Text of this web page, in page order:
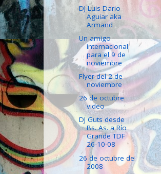
DJ Luis Dario
Aguiar aka
Armand
Un amigo
internacional
para el 9 de
noviembre
Flyer del 2 de
noviembre
26 de octubre
video
DJ Guts desde
Bs. As. a Río
Grande TDF
26-10-08
26 de octubre de
2008